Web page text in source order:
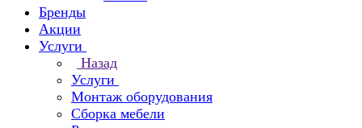
Бренды
Акции
Услуги
Назад
Услуги
Монтаж оборудования
Сборка мебели